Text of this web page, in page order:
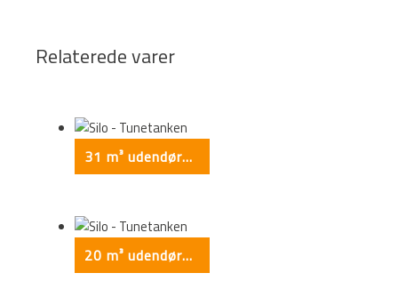
Relaterede varer
31 m³ udendørs silo
20 m³ udendørs silo